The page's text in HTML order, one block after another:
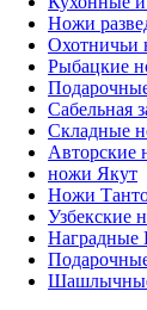
Ножи
Охотничьи
Рыбацкие
Сабельная
Складные
Авторские
ножи Якут
Ножи
Узбекские
Наградные